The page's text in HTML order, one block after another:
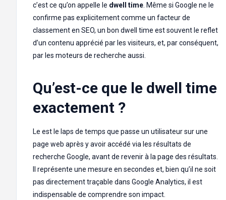
c’est ce qu’on appelle le dwell time . Même si Google ne le
confirme pas explicitement comme un facteur de
classement en SEO, un bon dwell time est souvent le reflet
d’un contenu apprécié par les visiteurs, et, par conséquent,
par les moteurs de recherche aussi.
Qu’est-ce que le dwell time
exactement ?
Le est le laps de temps que passe un utilisateur sur une
page web après y avoir accédé via les résultats de
recherche Google, avant de revenir à la page des résultats.
Il représente une mesure en secondes et, bien qu’il ne soit
pas directement traçable dans Google Analytics, il est
indispensable de comprendre son impact.